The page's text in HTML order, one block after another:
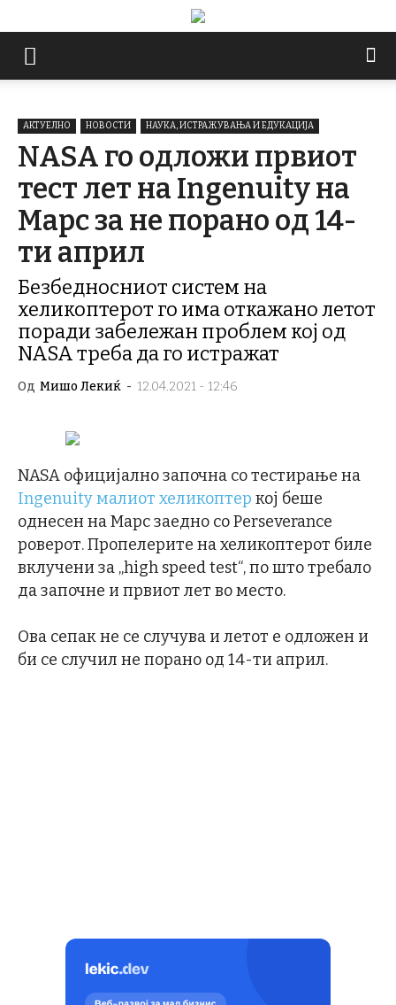
АКТУЕЛНО НОВОСТИ НАУКА, ИСТРАЖУВАЊА И ЕДУКАЦИЈА
NASA го одложи првиот
тест лет на Ingenuity на
Марс за не порано од 14-
ти април
Безбедносниот систем на
хеликоптерот го има откажано летот
поради забележан проблем кој од
NASA треба да го истражат
Од Мишо Лекиќ - 12.04.2021 - 12:46
NASA официјално започна со тестирање на
Ingenuity малиот хеликоптер кој беше
однесен на Марс заедно со Perseverance
роверот. Пропелерите на хеликоптерот биле
вклучени за „high speed test“, по што требало
да започне и првиот лет во место.
Ова сепак не се случува и летот е одложен и
би се случил не порано од 14-ти април.